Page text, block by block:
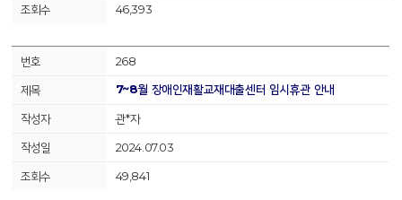
46,393
268
7~8월 장애인재활교재대출센터 임시휴관 안내
관*자
2024.07.03
49,841